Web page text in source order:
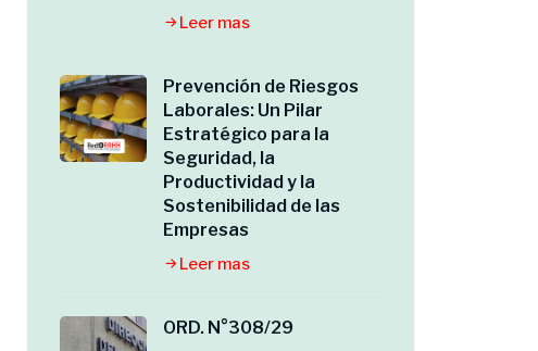
Leer mas
Prevención de Riesgos
Laborales: Un Pilar
Estratégico para la
Seguridad, la
Productividad y la
Sostenibilidad de las
Empresas
Leer mas
ORD. N°308/29